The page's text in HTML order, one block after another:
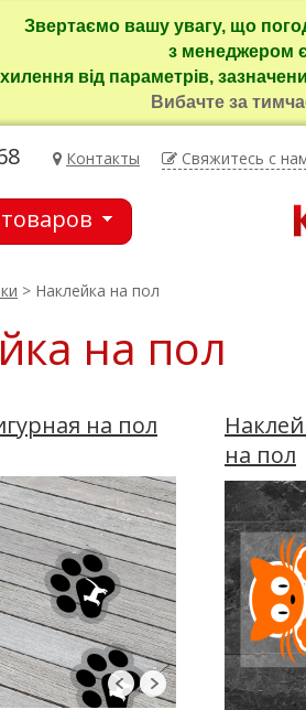
Звертаємо вашу увагу, що
з менеджером
від параметрів,
Вибачте за
Контакты Свяжитесь с
> Наклейка на пол
на пол
на пол
на пол